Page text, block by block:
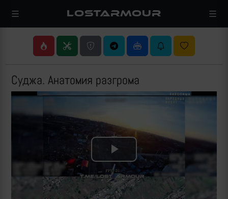
LOSTARMOUR
Суджа. Анатомия разгрома
Play
Video